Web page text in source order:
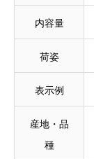
内容量
荷姿
表示例
産地・品
種